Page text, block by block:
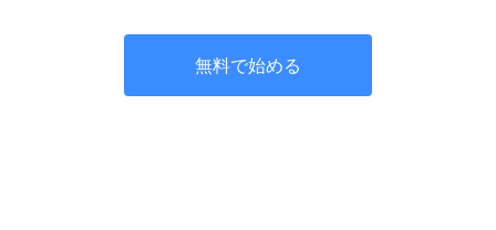
無料で始める